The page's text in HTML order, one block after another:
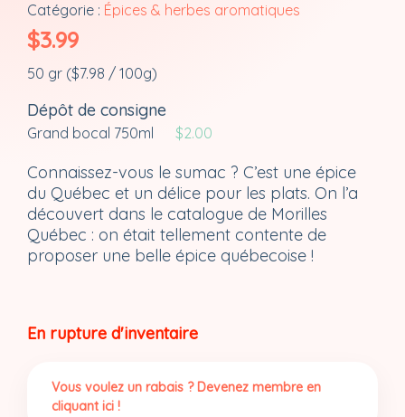
Catégorie : Épices & herbes aromatiques
$3.99
50 gr ($7.98 / 100g)
Dépôt de consigne
Grand bocal 750ml $2.00
Connaissez-vous le sumac ? C’est une épice
du Québec et un délice pour les plats. On l’a
découvert dans le catalogue de Morilles
Québec : on était tellement contente de
proposer une belle épice québecoise !
En rupture d'inventaire
Vous voulez un rabais ? Devenez membre en
cliquant ici !